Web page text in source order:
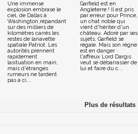
Une immense
explosion embrase le
ciel, de Dallas à
Washington,répandant
sur des milliers de
kilomètres carrés les
restes de lanavette
spatiale Patriot. Les
autorités prennent
rapidement
lasituation en main,
mais d'étranges
rumeurs ne tardent
pas à ci...
Garfield est en
Angleterre ! Il est pris
par erreur pour Prince,
un chat noble qui
vient d'hériter d'un
château. Adoré par ses
sujets, Garfield se
régale. Mais son règne
est en danger :
l'affreux Lord Dargis
veut se débarrasser de
lui et faire du c...